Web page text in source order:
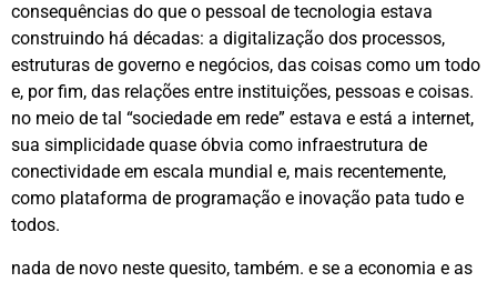
consequências do que o pessoal de tecnologia estava
construindo há décadas: a digitalização dos processos,
estruturas de governo e negócios, das coisas como um todo
e, por fim, das relações entre instituições, pessoas e coisas.
no meio de tal “sociedade em rede” estava e está a internet,
sua simplicidade quase óbvia como infraestrutura de
conectividade em escala mundial e, mais recentemente,
como plataforma de programação e inovação pata tudo e
todos.
nada de novo neste quesito, também. e se a economia e as